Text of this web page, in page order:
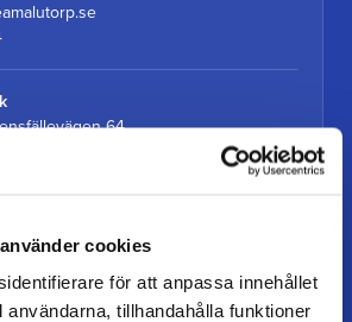
cookies
för att anpassa innehållet
användarna, tillhandahålla funktioner
64
07–16